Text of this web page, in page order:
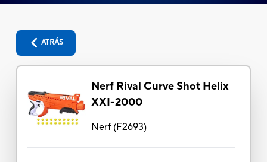
ATRÁS
Nerf Rival Curve Shot Helix
XXI-2000
Nerf(F2693)